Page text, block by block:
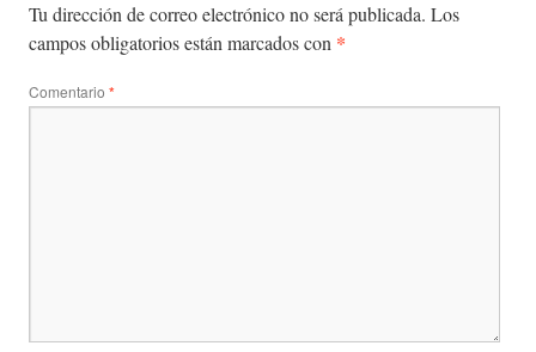
Tu dirección de correo electrónico no será publicada. Los
campos obligatorios están marcados con *
Comentario *